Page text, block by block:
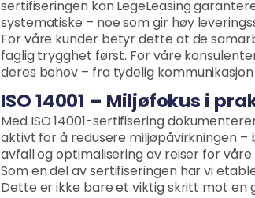
sertifiseringen kan LegeLeasing
systematiske – noe som gir høy
For våre kunder betyr dette at de
faglig trygghet først. For våre
deres behov – fra tydelig
ISO 14001 – Miljøfokus i
Med ISO 14001-sertifisering
aktivt for å redusere miljøpåvirkningen
avfall og optimalisering av reiser for våre
Som en del av sertifiseringen har vi
Dette er ikke bare et viktig skritt mot en